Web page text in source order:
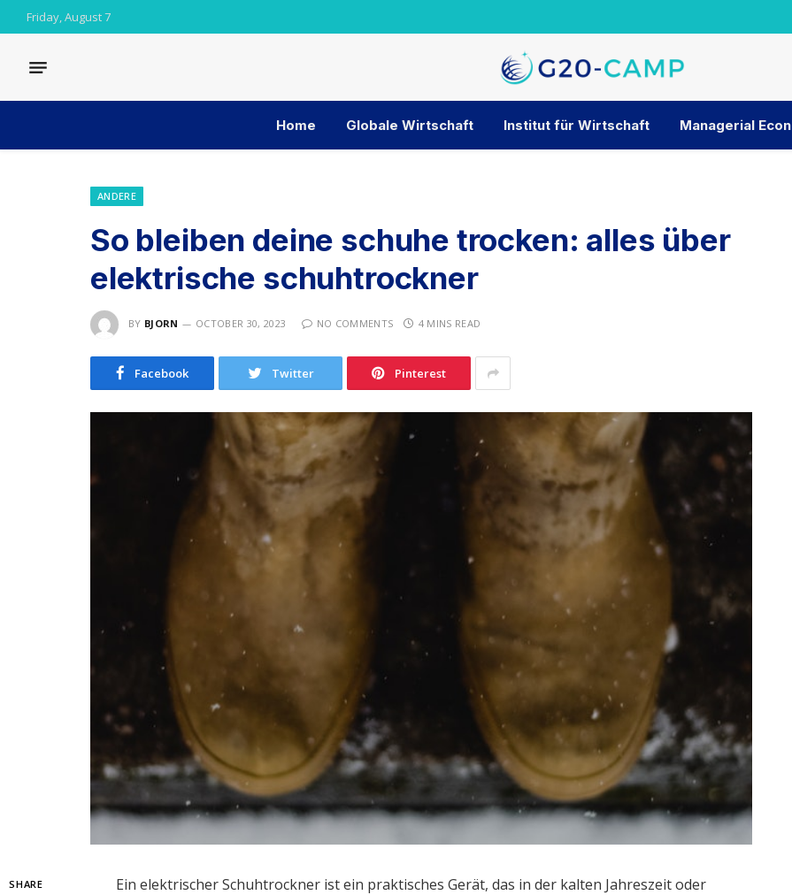
Friday, August 7
Home Globale Wirtschaft Institut für Wirtschaft Managerial Econ
ANDERE
So bleiben deine schuhe trocken: alles über
elektrische schuhtrockner
BY BJORN OCTOBER 30, 2023 NO COMMENTS 4 MINS READ
Facebook Twitter Pinterest
SHARE
Ein elektrischer Schuhtrockner ist ein praktisches Gerät, das in der kalten Jahreszeit oder